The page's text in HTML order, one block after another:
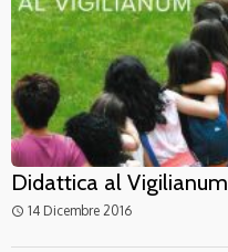
Didattica al Vigilianum
access_time 14 Dicembre 2016